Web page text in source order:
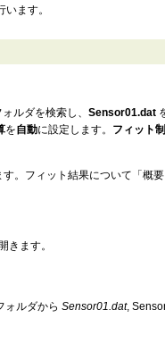
ます。
ォルダを検索し、 Sensor01.dat
を自動に設定します。 フィット
す。フィット結果について「概
きます。
ォルダから Sensor01.dat,